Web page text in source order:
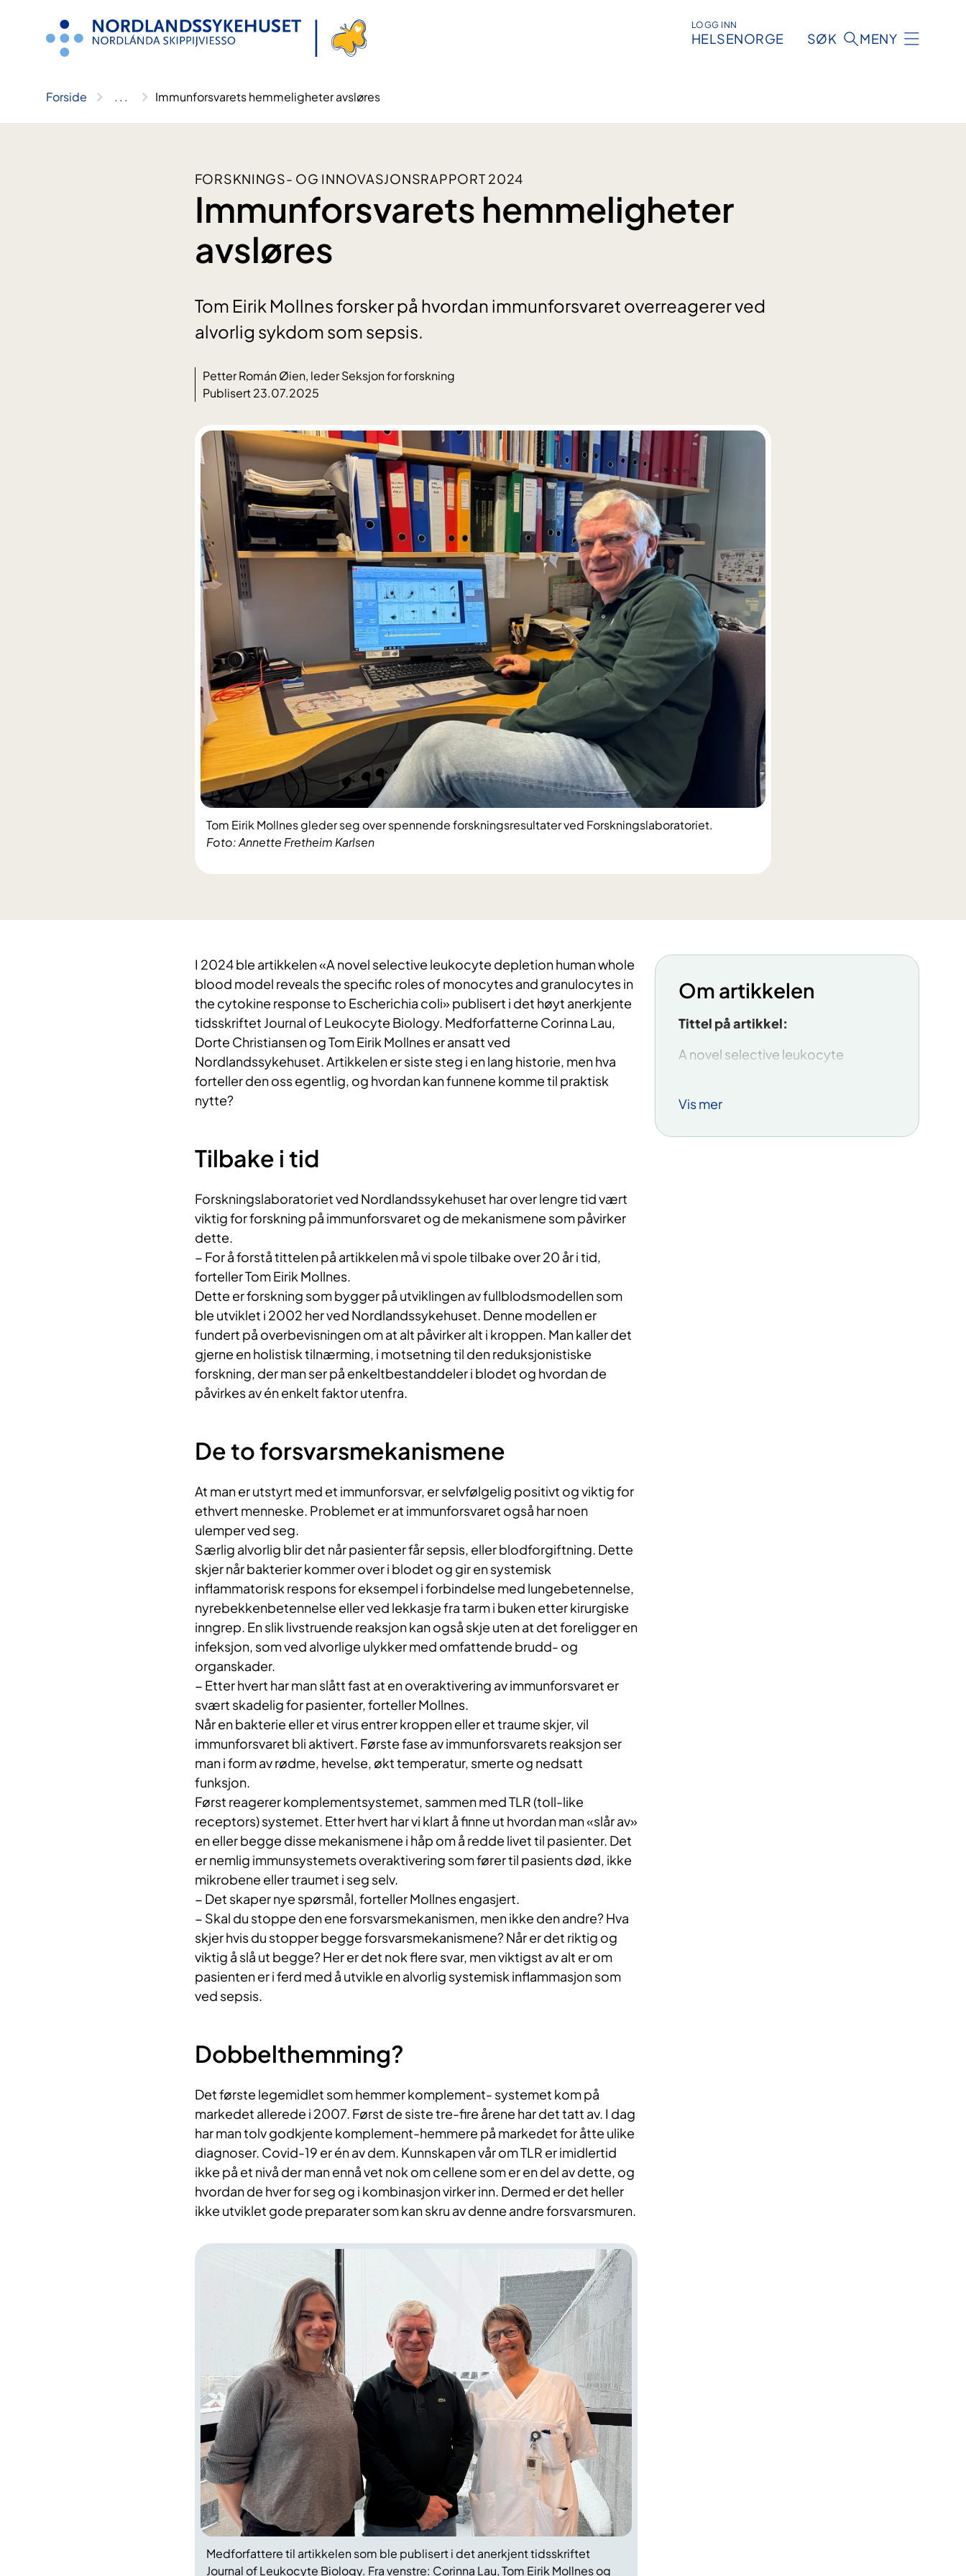
LOGG INN
HELSENORGE SØK MENY
Forside .. . Immunforsvarets hemmeligheter avsløres
FORSKNINGS- OG INNOVASJONSRAPPORT 2024
Immunforsvarets hemmeligheter
avsløres
Tom Eirik Mollnes forsker på hvordan immunforsvaret overreagerer ved
alvorlig sykdom som sepsis.
Petter Román Øien, leder Seksjon for forskning
Publisert 23.07.2025
Foto: Annette Fretheim Karlsen
Tom Eirik Mollnes gleder seg over spennende forskningsresultater ved Forskningslaboratoriet.
I 2024 ble artikkelen «A novel selective leukocyte depletion human whole
blood model reveals the specific roles of monocytes and granulocytes in
the cytokine response to Escherichia coli» publisert i det høyt anerkjente
tidsskriftet Journal of Leukocyte Biology. Medforfatterne Corinna Lau,
Dorte Christiansen og Tom Eirik Mollnes er ansatt ved
Nordlandssykehuset. Artikkelen er siste steg i en lang historie, men hva
forteller den oss egentlig, og hvordan kan funnene komme til praktisk
nytte?
Tilbake i tid
Forskningslaboratoriet ved Nordlandssykehuset har over lengre tid vært
viktig for forskning på immunforsvaret og de mekanismene som påvirker
dette.
− For å forstå tittelen på artikkelen må vi spole tilbake over 20 år i tid,
forteller Tom Eirik Mollnes.
Dette er forskning som bygger på utviklingen av fullblodsmodellen som
ble utviklet i 2002 her ved Nordlandssykehuset. Denne modellen er
fundert på overbevisningen om at alt påvirker alt i kroppen. Man kaller det
gjerne en holistisk tilnærming, i motsetning til den reduksjonistiske
forskning, der man ser på enkeltbestanddeler i blodet og hvordan de
påvirkes av én enkelt faktor utenfra.
De to forsvarsmekanismene
At man er utstyrt med et immunforsvar, er selvfølgelig positivt og viktig for
ethvert menneske. Problemet er at immunforsvaret også har noen
ulemper ved seg.
Særlig alvorlig blir det når pasienter får sepsis, eller blodforgiftning. Dette
skjer når bakterier kommer over i blodet og gir en systemisk
inflammatorisk respons for eksempel i forbindelse med lungebetennelse,
nyrebekkenbetennelse eller ved lekkasje fra tarm i buken etter kirurgiske
inngrep. En slik livstruende reaksjon kan også skje uten at det foreligger en
infeksjon, som ved alvorlige ulykker med omfattende brudd- og
organskader.
− Etter hvert har man slått fast at en overaktivering av immunforsvaret er
svært skadelig for pasienter, forteller Mollnes.
Når en bakterie eller et virus entrer kroppen eller et traume skjer, vil
immunforsvaret bli aktivert. Første fase av immunforsvarets reaksjon ser
man i form av rødme, hevelse, økt temperatur, smerte og nedsatt
funksjon.
Først reagerer komplementsystemet, sammen med TLR (toll-like
receptors) systemet. Etter hvert har vi klart å finne ut hvordan man «slår av»
en eller begge disse mekanismene i håp om å redde livet til pasienter. Det
er nemlig immunsystemets overaktivering som fører til pasients død, ikke
mikrobene eller traumet i seg selv.
− Det skaper nye spørsmål, forteller Mollnes engasjert.
− Skal du stoppe den ene forsvarsmekanismen, men ikke den andre? Hva
skjer hvis du stopper begge forsvarsmekanismene? Når er det riktig og
viktig å slå ut begge? Her er det nok flere svar, men viktigst av alt er om
pasienten er i ferd med å utvikle en alvorlig systemisk inflammasjon som
ved sepsis.
Dobbelthemming?
Det første legemidlet som hemmer komplement- systemet kom på
markedet allerede i 2007. Først de siste tre-fire årene har det tatt av. I dag
har man tolv godkjente komplement-hemmere på markedet for åtte ulike
diagnoser. Covid-19 er én av dem. Kunnskapen vår om TLR er imidlertid
ikke på et nivå der man ennå vet nok om cellene som er en del av dette, og
hvordan de hver for seg og i kombinasjon virker inn. Dermed er det heller
ikke utviklet gode preparater som kan skru av denne andre forsvarsmuren.
Medforfattere til artikkelen som ble publisert i det anerkjent tidsskriftet
Journal of Leukocyte Biology. Fra venstre: Corinna Lau, Tom Eirik Mollnes og
Om artikkelen
Tittel på artikkel:
A novel selective leukocyte
monocytes and granulocytes in the
Vis mer